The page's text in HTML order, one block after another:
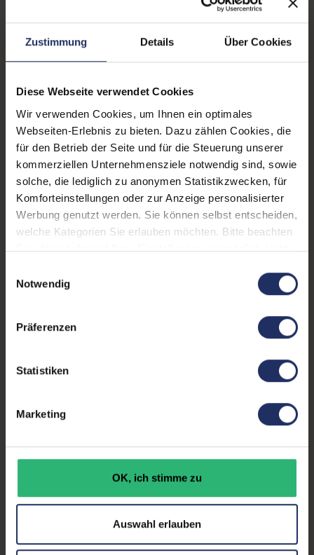
Zustimmung Details Über Cookies
Diese Webseite verwendet Cookies
Wir verwenden Cookies, um Ihnen ein optimales
Webseiten-Erlebnis zu bieten. Dazu zählen Cookies, die
für den Betrieb der Seite und für die Steuerung unserer
kommerziellen Unternehmensziele notwendig sind, sowie
solche, die lediglich zu anonymen Statistikzwecken, für
Komforteinstellungen oder zur Anzeige personalisierter
Werbung genutzt werden. Sie können selbst entscheiden,
welche Kategorien Sie erlauben möchten. Bitte beachten
Sie, dass aufgrund Ihrer Einstellungen, womöglich nicht
Weitere Informationen finden Sie in
Notwendig
Präferenzen
Statistiken
Marketing
OK, ich stimme zu
Auswahl erlauben
Zustand: Gebraucht
Lautsprecher:
Blickwinkel: 178°/178°
Pixelabstand: 0,270 mm
Displayauflösung: 1920 x 1080 FHD
Reaktionszeit:
Stromverbrauch: 18 Watt
Displaygröße: 23,8 Zoll
Schnittstellen:
, 1x
Webcam:
Ergonomie: , Neigbar
Paneltyp:
Touchscreen: Nein
Bildwiederholrate: 60Hz
Partnerprogramm: Ja